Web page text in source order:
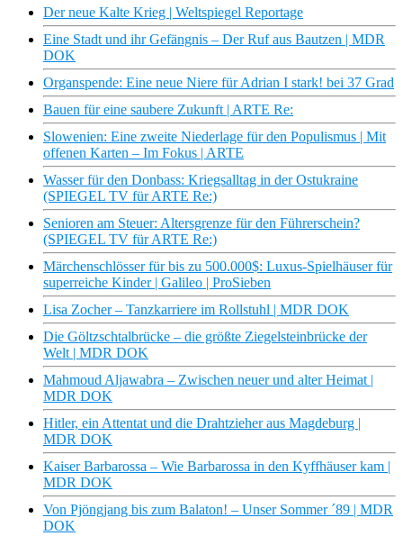
Der neue Kalte Krieg | Weltspiegel Reportage
Eine Stadt und ihr Gefängnis – Der Ruf aus Bautzen | MDR
DOK
Organspende: Eine neue Niere für Adrian I stark! bei 37 Grad
Bauen für eine saubere Zukunft | ARTE Re:
Slowenien: Eine zweite Niederlage für den Populismus | Mit
offenen Karten – Im Fokus | ARTE
Wasser für den Donbass: Kriegsalltag in der Ostukraine
(SPIEGEL TV für ARTE Re:)
Senioren am Steuer: Altersgrenze für den Führerschein?
(SPIEGEL TV für ARTE Re:)
Märchenschlösser für bis zu 500.000$: Luxus-Spielhäuser für
superreiche Kinder | Galileo | ProSieben
Lisa Zocher – Tanzkarriere im Rollstuhl | MDR DOK
Die Göltzschtalbrücke – die größte Ziegelsteinbrücke der
Welt | MDR DOK
Mahmoud Aljawabra – Zwischen neuer und alter Heimat |
MDR DOK
Hitler, ein Attentat und die Drahtzieher aus Magdeburg |
MDR DOK
Kaiser Barbarossa – Wie Barbarossa in den Kyffhäuser kam |
MDR DOK
Von Pjöngjang bis zum Balaton! – Unser Sommer ´89 | MDR
DOK